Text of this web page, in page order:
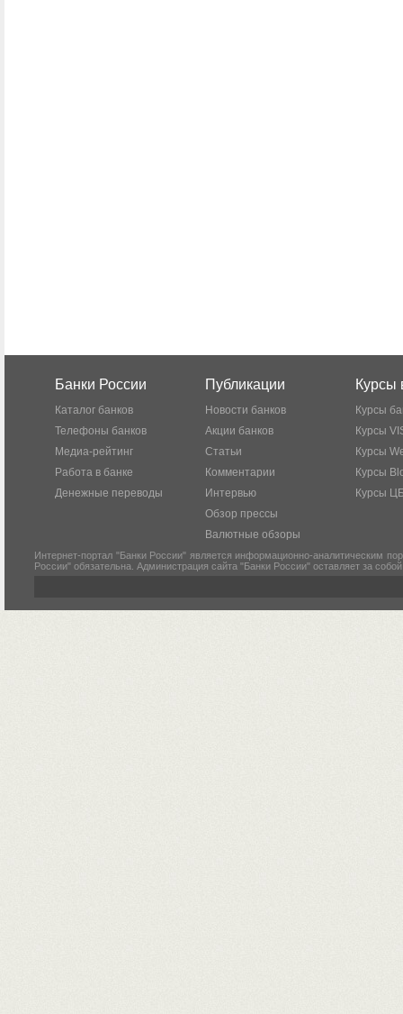
Банки России
Каталог банков
Телефоны банков
Медиа-рейтинг
Работа в банке
Денежные переводы
Публикации
Новости банков
Акции банков
Статьи
Комментарии
Интервью
Обзор прессы
Валютные обзоры
Курсы
Курсы
Курсы
Курсы
Курсы
Курсы
Интернет-портал "Банки России" является информационно-аналитическим
России" обязательна. Администрация сайта "Банки России" оставляет за